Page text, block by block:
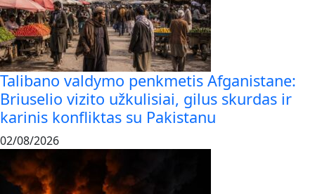
Talibano valdymo penkmetis Afganistane:
Briuselio vizito užkulisiai, gilus skurdas ir
karinis konfliktas su Pakistanu
02/08/2026